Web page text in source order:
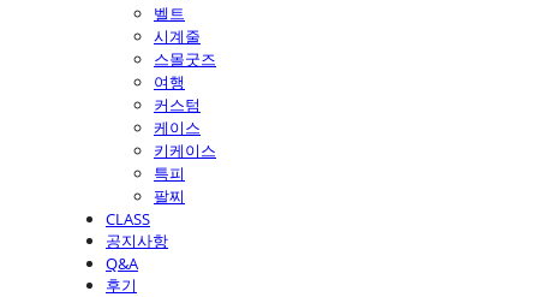
벨트
시계줄
스몰굿즈
여행
커스텀
케이스
키케이스
특피
팔찌
CLASS
공지사항
Q&A
후기